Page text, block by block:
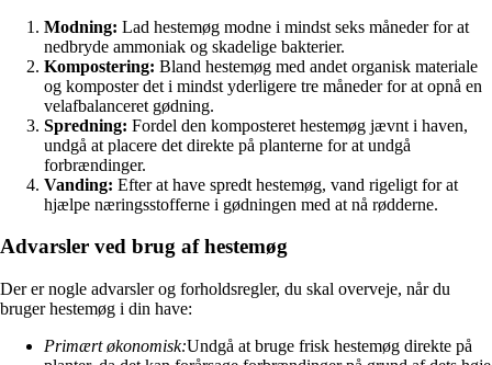
Modning: Lad hestemøg modne i mindst seks måneder for at
nedbryde ammoniak og skadelige bakterier.
Kompostering: Bland hestemøg med andet organisk materiale
og komposter det i mindst yderligere tre måneder for at opnå en
velafbalanceret gødning.
Spredning: Fordel den komposteret hestemøg jævnt i haven,
undgå at placere det direkte på planterne for at undgå
forbrændinger.
Vanding: Efter at have spredt hestemøg, vand rigeligt for at
hjælpe næringsstofferne i gødningen med at nå rødderne.
Advarsler ved brug af hestemøg
Der er nogle advarsler og forholdsregler, du skal overveje, når du
bruger hestemøg i din have:
Primært økonomisk:Undgå at bruge frisk hestemøg direkte på